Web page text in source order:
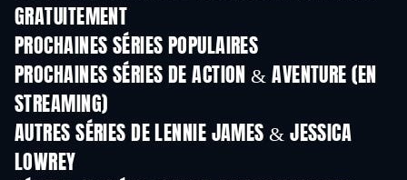
GRATUITEMENTSérie
PROCHAINES SÉRIES POPULAIRES
Série Série
PROCHAINES SÉRIES DE ACTION & AVENTURE (EN
STREAMING)Saison 2
AUTRES SÉRIES DE LENNIE JAMES & JESSICA
LOWREY